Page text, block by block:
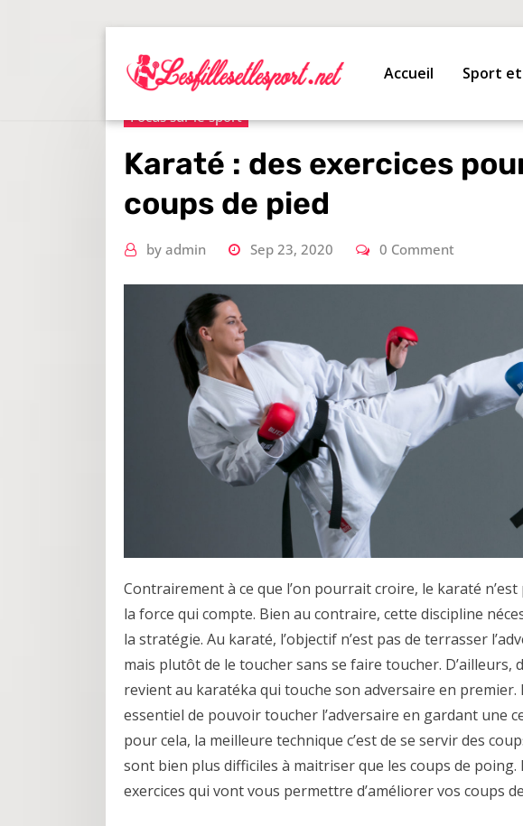
Accueil Sport
Focus sur le sport
Karaté : des exercices
coups de pied
by admin Sep 23, 2020 0 Comment
Contrairement à ce que l’on pourrait croire, le karaté
la force qui compte. Bien au contraire, cette discipline
la stratégie. Au karaté, l’objectif n’est pas de terrasser
mais plutôt de le toucher sans se faire toucher. D’ailleurs,
revient au karatéka qui touche son adversaire en premier.
essentiel de pouvoir toucher l’adversaire en gardant une
pour cela, la meilleure technique c’est de se servir des
sont bien plus difficiles à maitriser que les coups de poing.
exercices qui vont vous permettre d’améliorer vos coups